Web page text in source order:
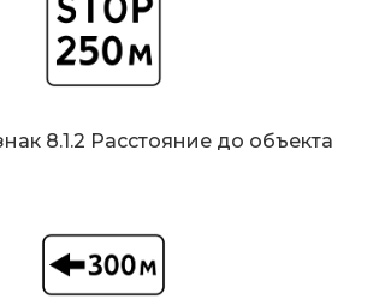
8.1.2 Расстояние до объекта